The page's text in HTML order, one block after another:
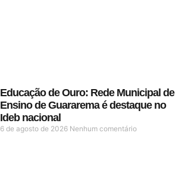
Educação de Ouro: Rede Municipal de
Ensino de Guararema é destaque no
Ideb nacional
6 de agosto de 2026 Nenhum comentário